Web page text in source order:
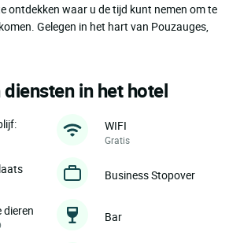
ontdekken waar u de tijd kunt nemen om te
Gelegen in het hart van Pouzauges,
in het hotel
WIFI
Gratis
Business Stopover
dieren Bar